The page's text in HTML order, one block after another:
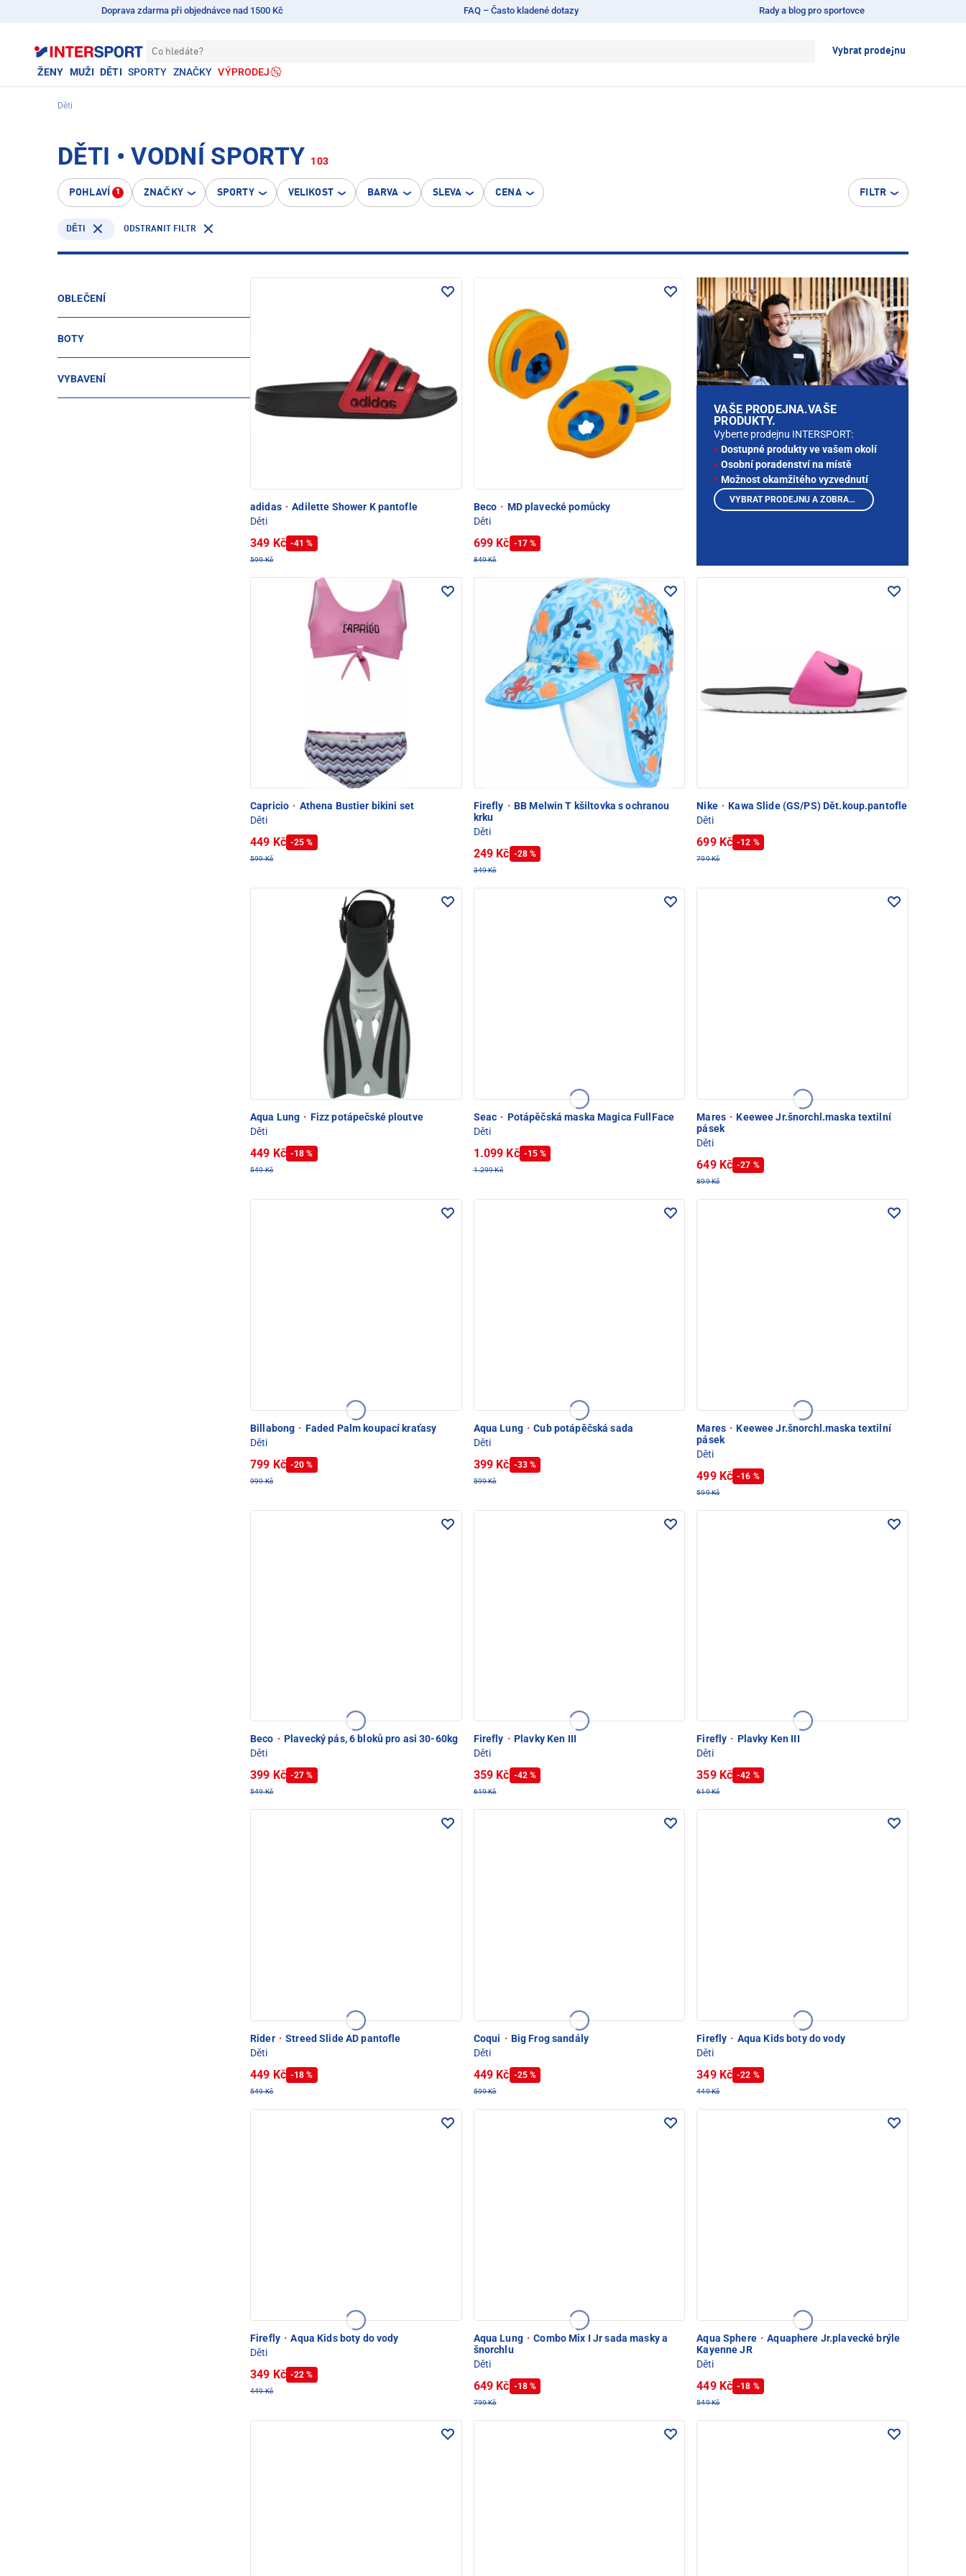
Doprava zdarma při objednávce nad 1500 Kč FAQ – Často kladené dotazy Rady a blog pro sportovce
Co hledáte? Vybrat prodejnu
ŽENY MUŽI DĚTI SPORTY ZNAČKY VÝPRODEJ
Děti
DĚTI • VODNÍ SPORTY 103
POHLAVÍ 1 ZNAČKY SPORTY VELIKOST BARVA SLEVA CENA FILTR
DĚTI ODSTRANIT FILTR
OBLEČENÍ
BOTY
VYBAVENÍ
adidas · Adilette Shower K pantofle
Děti
349 Kč -41 %
599 Kč
Beco · MD plavecké pomůcky
Děti
699 Kč -17 %
849 Kč
Capricio · Athena Bustier bikini set
Děti
449 Kč -25 %
599 Kč
Firefly · BB Melwin T kšiltovka s ochranou
krku
Děti
249 Kč -28 %
349 Kč
Nike · Kawa Slide (GS/PS) Dět.koup.pantofle
Děti
699 Kč -12 %
799 Kč
Aqua Lung · Fizz potápečské ploutve
Děti
449 Kč -18 %
549 Kč
Seac · Potápěčská maska Magica FullFace
Děti
1.099 Kč -15 %
1.299 Kč
Mares · Keewee Jr.šnorchl.maska textilní
pásek
Děti
649 Kč -27 %
899 Kč
Billabong · Faded Palm koupací kraťasy
Děti
799 Kč -20 %
999 Kč
Aqua Lung · Cub potápěčská sada
Děti
399 Kč -33 %
599 Kč
Mares · Keewee Jr.šnorchl.maska textilní
pásek
Děti
499 Kč -16 %
599 Kč
Beco · Plavecký pás, 6 bloků pro asi 30-60kg
Děti
399 Kč -27 %
549 Kč
Firefly · Plavky Ken III
Děti
359 Kč -42 %
619 Kč
Firefly · Plavky Ken III
Děti
359 Kč -42 %
619 Kč
Rider · Streed Slide AD pantofle
Děti
449 Kč -18 %
549 Kč
Coqui · Big Frog sandály
Děti
449 Kč -25 %
599 Kč
Firefly · Aqua Kids boty do vody
Děti
349 Kč -22 %
449 Kč
Firefly · Aqua Kids boty do vody
Děti
349 Kč -22 %
449 Kč
Aqua Lung · Combo Mix I Jr sada masky a
šnorchlu
Děti
649 Kč -18 %
799 Kč
Aqua Sphere · Aquaphere Jr.plavecké brýle
Kayenne JR
Děti
449 Kč -18 %
549 Kč
VAŠE PRODEJNA.VAŠE
PRODUKTY.
Vyberte prodejnu INTERSPORT:
Dostupné produkty ve vašem okolí
Osobní poradenství na místě
Možnost okamžitého vyzvednutí
VYBRAT PRODEJNU A ZOBRAZIT PRODUKTY